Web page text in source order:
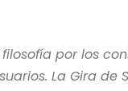
por los
La Gira